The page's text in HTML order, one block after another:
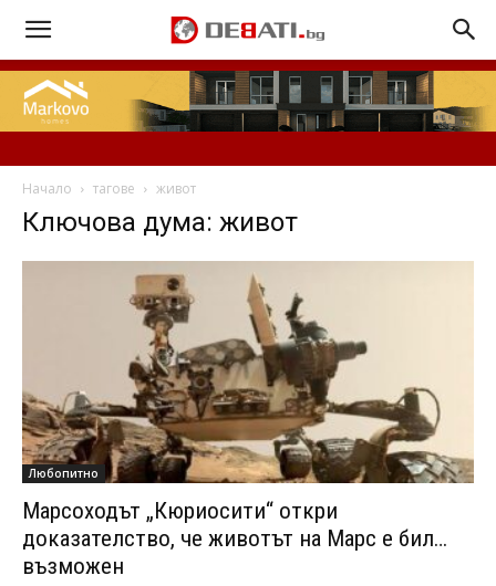
Начало тагове живот
Ключова дума: живот
Любопитно
Марсоходът „Кюриосити“ откри
доказателство, че животът на Марс е бил…
възможен